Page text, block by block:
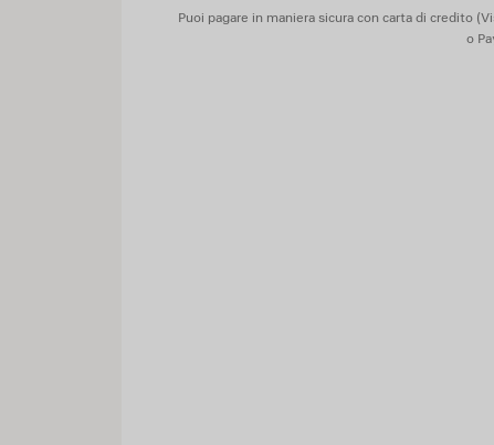
Puoi pagare in maniera sicura con carta di credito
o